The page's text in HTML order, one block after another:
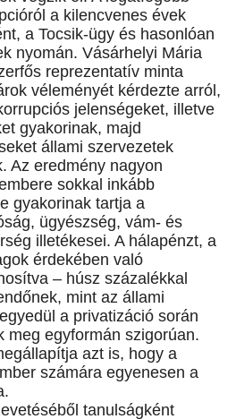
a kilencvenes évek
a Tocsik-ügy és hasonlóan
nyomán. Vásárhelyi Mária
reprezentatív minta
véleményét kérdezte arról,
jelenségeket, illetve
gyakorinak, majd
állami szervezetek
Az eredmény nagyon
sokkal inkább
gyakorinak tartja a
ügyészség, vám- és
illetékesei. A hálapénzt, a
érdekében való
– húsz százalékkal
mint az állami
a privatizáció során
meg egyformán szigorúan.
azt is, hogy a
számára egyenesen a
tanulságként